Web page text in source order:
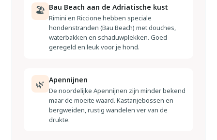
🏖 Bau Beach aan de Adriatische kust
Rimini en Riccione hebben speciale
hondenstranden (Bau Beach) met douches,
waterbakken en schaduwplekken. Goed
geregeld en leuk voor je hond.
🌿 Apennijnen
De noordelijke Apennijnen zijn minder bekend
maar de moeite waard. Kastanjebossen en
bergweiden, rustig wandelen ver van de
drukte.